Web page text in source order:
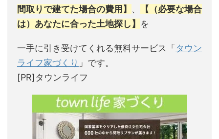
間取りで建てた場合の費用】 、
【（必要な場合
は）あなたに合った土地探し】 を
一手に引き受けてくれる無料サービス「タウン
ライフ家づくり 」です。
[PR]タウンライフ